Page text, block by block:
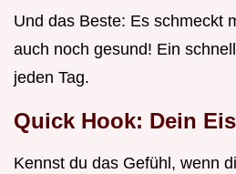
Und das Beste: Es schmeckt
auch noch gesund! Ein
jeden Tag.
Quick Hook: Dein
Kennst du das Gefühl, wenn